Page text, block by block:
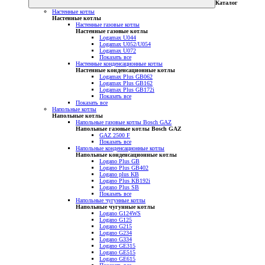
Каталог
Настенные котлы
Настенные котлы
Настенные газовые котлы
Настенные газовые котлы
Logamax U044
Logamax U052/U054
Logamax U072
Показать все
Настенные конденсационные котлы
Настенные конденсационные котлы
Logamax Plus GB062
Logamax Plus GB162
Logamax Plus GB172i
Показать все
Показать все
Напольные котлы
Напольные котлы
Напольные газовые котлы Bosch GAZ
Напольные газовые котлы Bosch GAZ
GAZ 2500 F
Показать все
Напольные конденсационные котлы
Напольные конденсационные котлы
Logano Plus GB
Logano Plus GB402
Logano plus KB
Logano Plus KB192i
Logano Plus SB
Показать все
Напольные чугунные котлы
Напольные чугунные котлы
Logano G124WS
Logano G125
Logano G215
Logano G234
Logano G334
Logano GE315
Logano GE515
Logano GE615